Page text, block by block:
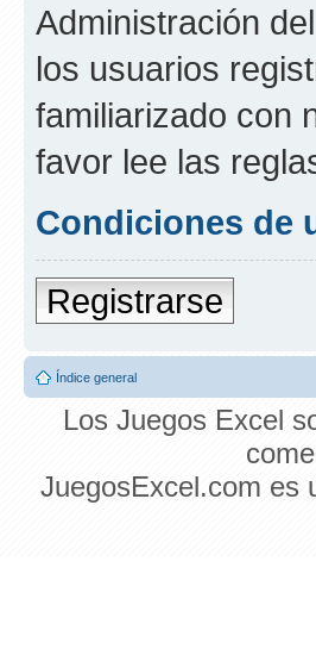
Administración
los usuarios
familiarizado con
favor lee las
Condiciones de
Registrarse
Índice general
Los Juegos Excel
JuegosExcel.com es